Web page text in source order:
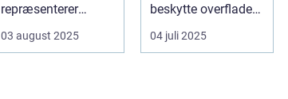
repræsenterer
03 august 2025
beskytte overflader i
forskellige...
04 juli 2025